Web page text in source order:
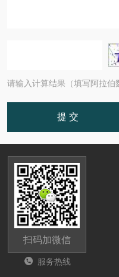
请输入计算结果（填写阿拉伯
扫码加微信
服务热线